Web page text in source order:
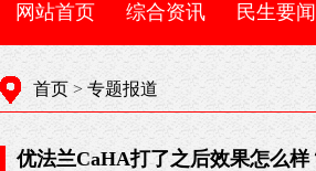
网站首页 综合资讯 民生要闻
首页 > 专题报道
优法兰CaHA打了之后效果怎么